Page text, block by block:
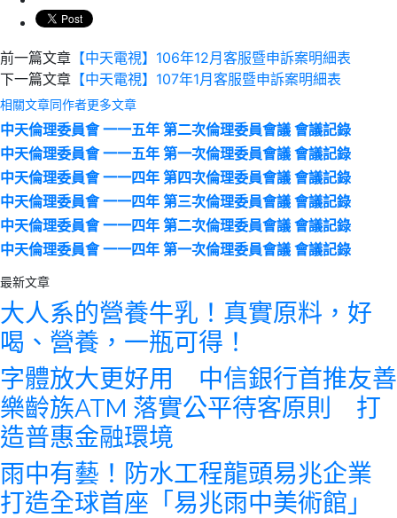
前一篇文章 【中天電視】106年12月客服暨申訴案明細表
下一篇文章 【中天電視】107年1月客服暨申訴案明細表
相關文章同作者更多文章
中天倫理委員會 一一五年 第二次倫理委員會議 會議記錄
中天倫理委員會 一一五年 第一次倫理委員會議 會議記錄
中天倫理委員會 一一四年 第四次倫理委員會議 會議記錄
中天倫理委員會 一一四年 第三次倫理委員會議 會議記錄
中天倫理委員會 一一四年 第二次倫理委員會議 會議記錄
中天倫理委員會 一一四年 第一次倫理委員會議 會議記錄
最新文章
大人系的營養牛乳！真實原料，好
喝、營養，一瓶可得！
字體放大更好用 中信銀行首推友善
樂齡族ATM 落實公平待客原則 打
造普惠金融環境
雨中有藝！防水工程龍頭易兆企業
打造全球首座「易兆雨中美術館」